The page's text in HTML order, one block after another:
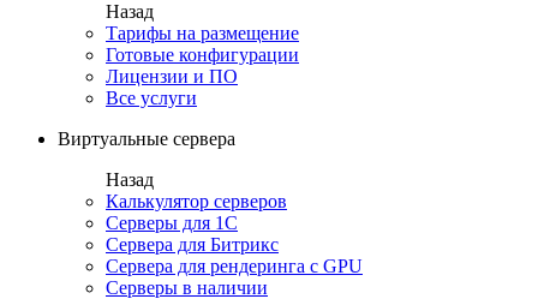
Назад
Тарифы на размещение
Готовые конфигурации
Лицензии и ПО
Все услуги
Виртуальные сервера
Назад
Калькулятор серверов
Серверы для 1С
Сервера для Битрикс
Сервера для рендеринга с GPU
Серверы в наличии